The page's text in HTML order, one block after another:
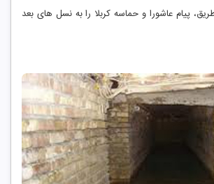
پیام عاشورا و حماسه کربلا را به نسل ‌های بعد